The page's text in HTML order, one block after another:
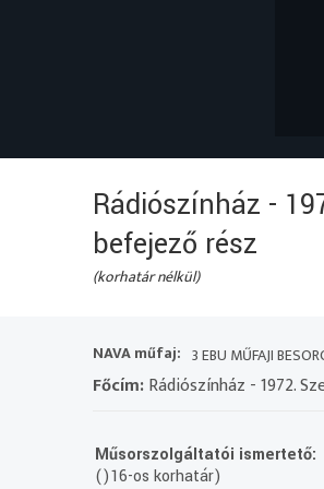
Rádiószínház -
befejező rész
(korhatár nélkül)
NAVA műfaj: 3 EBU MŰFAJI
Főcím:Rádiószínház - 1972.
Műsorszolgáltatói ismertető:
()16-os korhatár)